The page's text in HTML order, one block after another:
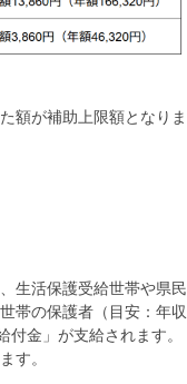
額が補助上限額となりま
生活保護受給世帯や県民
帯の保護者（目安：年収
金」が支給されます。
す。